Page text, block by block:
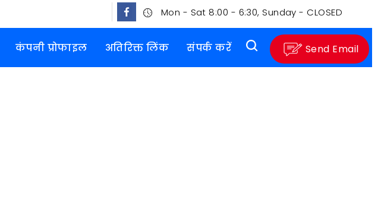
Mon - Sat 8:00 - 6:30, Sunday - CLOSED
Send Email
कंपनी प्रोफाइल अतिरिक्त लिंक संपर्क करें